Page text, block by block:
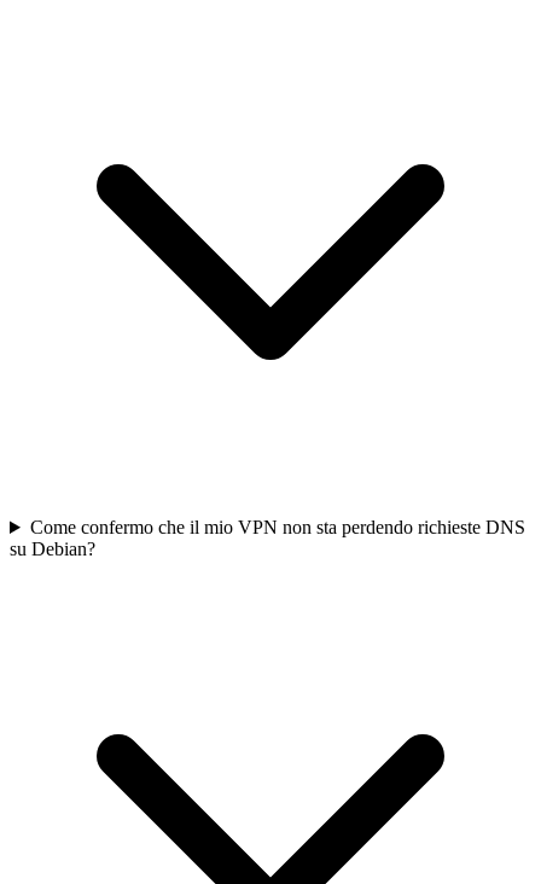
Come confermo che il mio VPN non sta perdendo richieste DNS
su Debian?